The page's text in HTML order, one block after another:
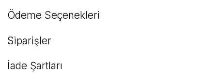
Ödeme Seçenekleri
Siparişler
İade Şartları